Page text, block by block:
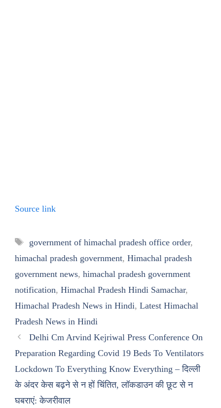
Source link
Tags
government of himachal pradesh office order,
himachal pradesh government, Himachal pradesh
government news, himachal pradesh government
notification, Himachal Pradesh Hindi Samachar,
Himachal Pradesh News in Hindi, Latest Himachal
Pradesh News in Hindi
Delhi Cm Arvind Kejriwal Press Conference On
Preparation Regarding Covid 19 Beds To Ventilators
Lockdown To Everything Know Everything – दिल्ली
के अंदर केस बढ़ने से न हों चिंतित, लॉकडाउन की छूट से न
घबराएं: केजरीवाल